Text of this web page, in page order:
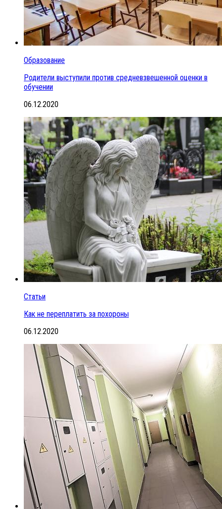
Образование
Родители выступили против средневзвешенной оценки в
обучении
06.12.2020
Статьи
Как не переплатить за похороны
06.12.2020